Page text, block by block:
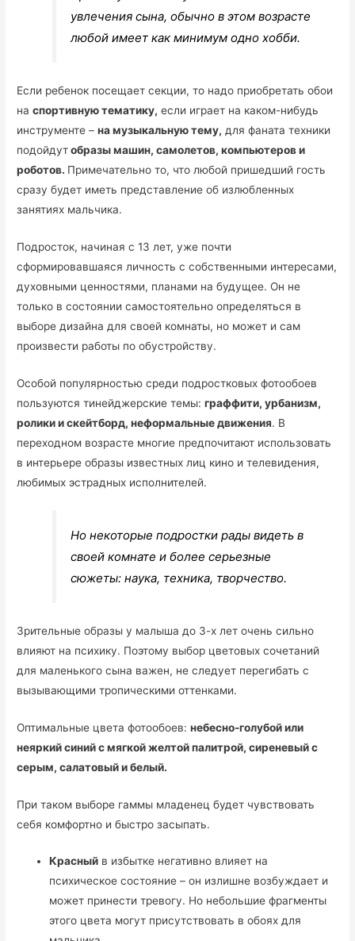
увлечения сына, обычно в этом возрасте
любой имеет как минимум одно хобби.
Если ребенок посещает секции, то надо приобретать обои
наспортивную тематику, если играет на каком-нибудь
инструменте –на музыкальную тему, для фаната техники
подойдутобразы машин, самолетов, компьютеров и
роботов. Примечательно то, что любой пришедший гость
сразу будет иметь представление об излюбленных
занятиях мальчика.
Подросток, начиная с 13 лет, уже почти
сформировавшаяся личность с собственными интересами,
духовными ценностями, планами на будущее. Он не
только в состоянии самостоятельно определяться в
выборе дизайна для своей комнаты, но может и сам
произвести работы по обустройству.
Особой популярностью среди подростковых фотообоев
пользуются тинейджерские темы:граффити, урбанизм,
ролики и скейтборд, неформальные движения. В
переходном возрасте многие предпочитают использовать
в интерьере образы известных лиц кино и телевидения,
любимых эстрадных исполнителей.
Но некоторые подростки рады видеть в
своей комнате и более серьезные
сюжеты: наука, техника, творчество.
Зрительные образы у малыша до 3-х лет очень сильно
влияют на психику. Поэтому выбор цветовых сочетаний
для маленького сына важен, не следует перегибать с
вызывающими тропическими оттенками.
Оптимальные цвета фотообоев:небесно-голубой или
неяркий синий с мягкой желтой палитрой, сиреневый с
серым, салатовый и белый.
При таком выборе гаммы младенец будет чувствовать
себя комфортно и быстро засыпать.
Красный в избытке негативно влияет на
психическое состояние – он излишне возбуждает и
может принести тревогу. Но небольшие фрагменты
этого цвета могут присутствовать в обоях для